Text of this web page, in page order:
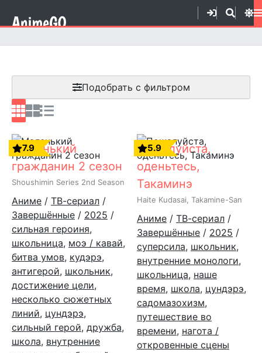
Подобрать с фильтром
Маленький
гражданин 2 сезон
Shoushimin Series 2nd Season
Аниме / ТВ-сериал /
Завершённые / 2025 /
сильная героиня,
школьница, моэ / кавай,
битва умов, кудэрэ,
антигерой, школьник,
достижение цели,
несколько сюжетных
линий, цундэрэ,
сильный герой, дружба,
школа, внутренние
7.9
Пожалуйста,
оденьтесь,
Такаминэ
Haite Kudasai, Takamine-San
Аниме / ТВ-сериал /
Завершённые / 2025 /
суперсила, школьник,
внутренние монологи,
школьница, наше
время, школа, цундэрэ,
садомазохизм,
путешествие во
времени, нагота /
откровенные сцены
5.9